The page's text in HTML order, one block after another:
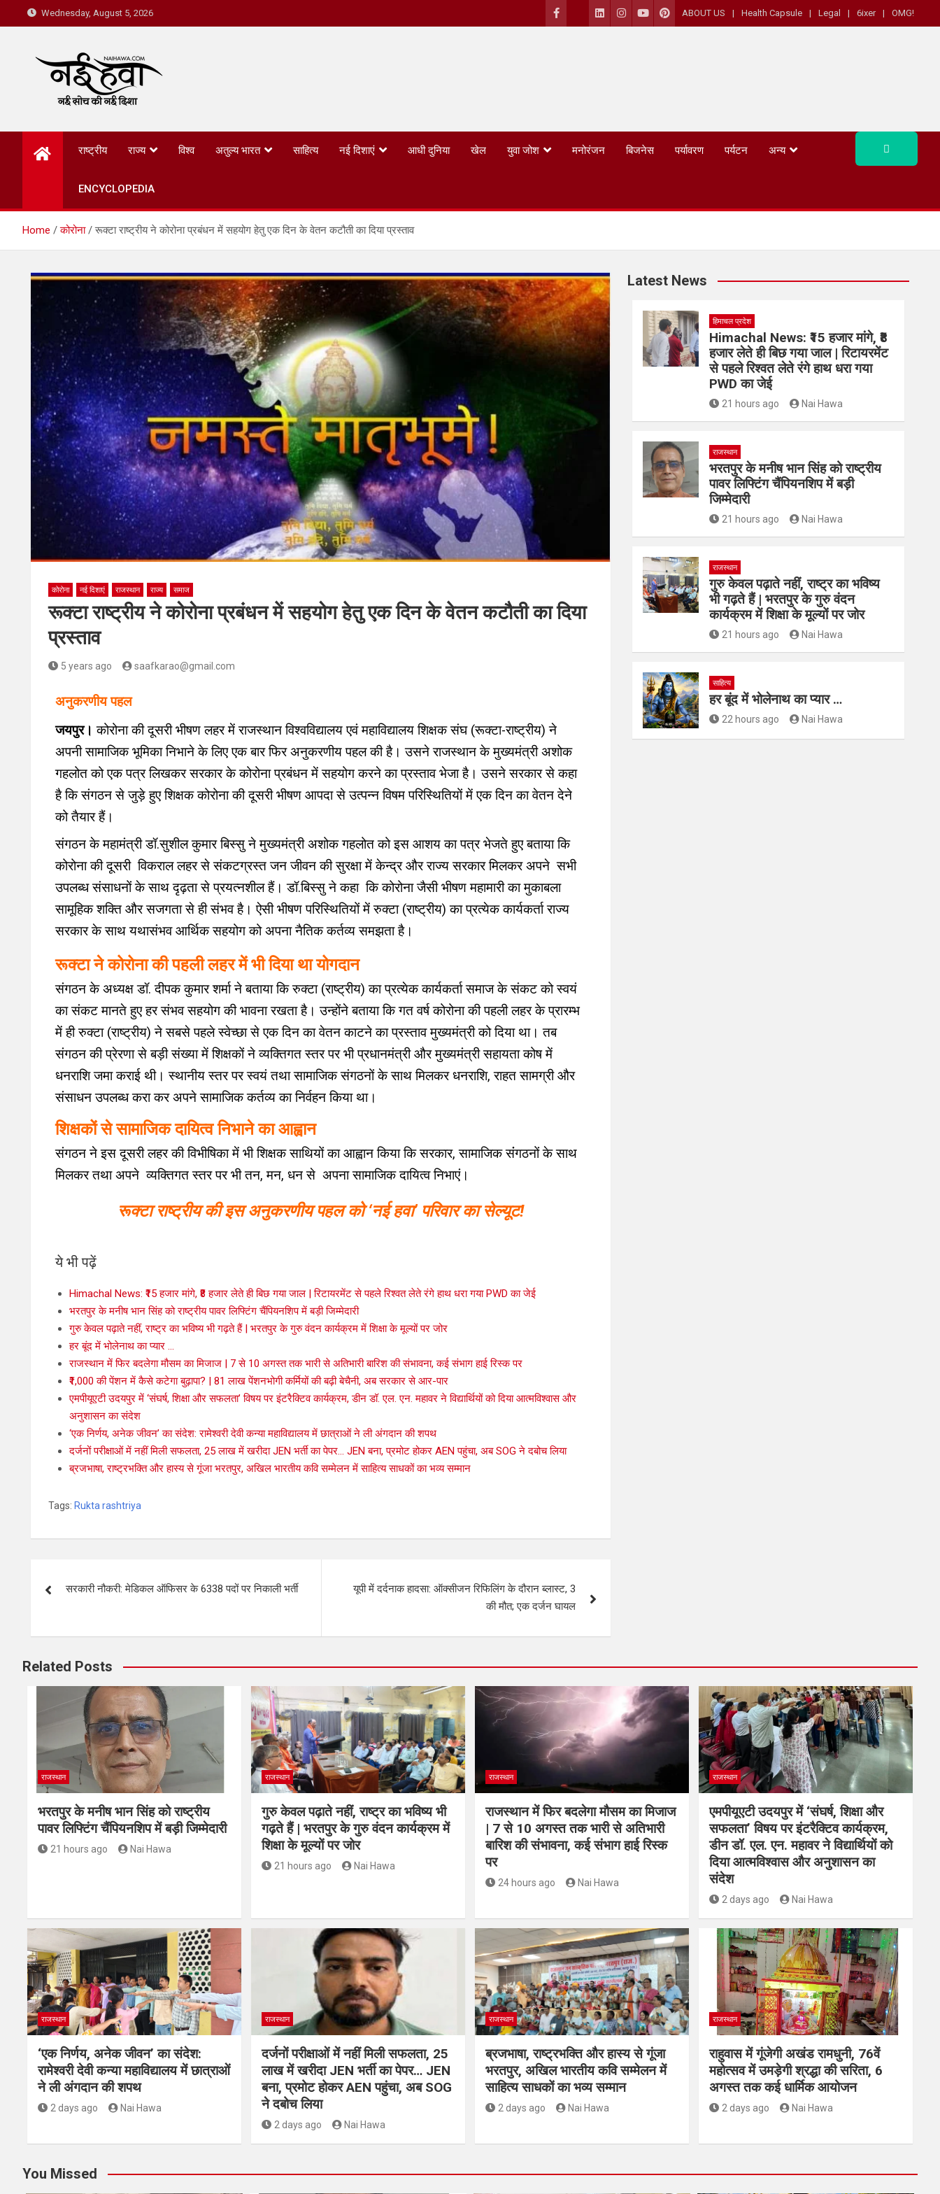
Wednesday, August 5, 2026 ABOUT US Health Capsule Legal 6ixer OMG!
Nai Hawa
राष्ट्रीय राज्य विश्व अतुल्य भारत साहित्य नई दिशाएं आधी दुनिया खेल युवा जोश मनोरंजन बिजनेस पर्यावरण पर्यटन अन्य
ENCYCLOPEDIA
Home कोरोना रूक्टा राष्ट्रीय ने कोरोना प्रबंधन में सहयोग हेतु एक दिन के वेतन कटौती का दिया प्रस्ताव
कोरोना नई दिशाएं राजस्थान राज्य समाज
रूक्टा राष्ट्रीय ने कोरोना प्रबंधन में सहयोग हेतु एक दिन के वेतन कटौती का दिया
प्रस्ताव
5 years ago saafkarao@gmail.com
अनुकरणीय पहल
जयपुर। कोरोना की दूसरी भीषण लहर में राजस्थान विश्वविद्यालय एवं महाविद्यालय शिक्षक संघ (रूक्टा-राष्ट्रीय) ने
अपनी सामाजिक भूमिका निभाने के लिए एक बार फिर अनुकरणीय पहल की है। उसने राजस्थान के मुख्यमंत्री अशोक
गहलोत को एक पत्र लिखकर सरकार के कोरोना प्रबंधन में सहयोग करने का प्रस्ताव भेजा है। उसने सरकार से कहा
है कि संगठन से जुड़े हुए शिक्षक कोरोना की दूसरी भीषण आपदा से उत्पन्न विषम परिस्थितियों में एक दिन का वेतन देने
को तैयार हैं।
संगठन के महामंत्री डॉ.सुशील कुमार बिस्सु ने मुख्यमंत्री अशोक गहलोत को इस आशय का पत्र भेजते हुए बताया कि
कोरोना की दूसरी विकराल लहर से संकटग्रस्त जन जीवन की सुरक्षा में केन्द्र और राज्य सरकार मिलकर अपने सभी
उपलब्ध संसाधनों के साथ दृढ़ता से प्रयत्नशील हैं। डॉ.बिस्सु ने कहा कि कोरोना जैसी भीषण महामारी का मुकाबला
सामूहिक शक्ति और सजगता से ही संभव है। ऐसी भीषण परिस्थितियों में रुक्टा (राष्ट्रीय) का प्रत्येक कार्यकर्ता राज्य
सरकार के साथ यथासंभव आर्थिक सहयोग को अपना नैतिक कर्तव्य समझता है।
रूक्टा ने कोरोना की पहली लहर में भी दिया था योगदान
संगठन के अध्यक्ष डॉ. दीपक कुमार शर्मा ने बताया कि रुक्टा (राष्ट्रीय) का प्रत्येक कार्यकर्ता समाज के संकट को स्वयं
का संकट मानते हुए हर संभव सहयोग की भावना रखता है। उन्होंने बताया कि गत वर्ष कोरोना की पहली लहर के प्रारम्भ
में ही रुक्टा (राष्ट्रीय) ने सबसे पहले स्वेच्छा से एक दिन का वेतन काटने का प्रस्ताव मुख्यमंत्री को दिया था। तब
संगठन की प्रेरणा से बड़ी संख्या में शिक्षकों ने व्यक्तिगत स्तर पर भी प्रधानमंत्री और मुख्यमंत्री सहायता कोष में
धनराशि जमा कराई थी। स्थानीय स्तर पर स्वयं तथा सामाजिक संगठनों के साथ मिलकर धनराशि, राहत सामग्री और
संसाधन उपलब्ध करा कर अपने सामाजिक कर्तव्य का निर्वहन किया था।
शिक्षकों से सामाजिक दायित्व निभाने का आह्वान
संगठन ने इस दूसरी लहर की विभीषिका में भी शिक्षक साथियों का आह्वान किया कि सरकार, सामाजिक संंगठनों के साथ
मिलकर तथा अपने व्यक्तिगत स्तर पर भी तन, मन, धन से अपना सामाजिक दायित्व निभाएं।
रूक्टा राष्ट्रीय की इस अनुकरणीय पहल को ‘नई हवा’ परिवार का सेल्यूट!
ये भी पढ़ें
Himachal News: ₹15 हजार मांगे, ₹8 हजार लेते ही बिछ गया जाल | रिटायरमेंट से पहले रिश्वत लेते रंगे हाथ धरा गया PWD का जेई
भरतपुर के मनीष भान सिंह को राष्ट्रीय पावर लिफ्टिंग चैंपियनशिप में बड़ी जिम्मेदारी
गुरु केवल पढ़ाते नहीं, राष्ट्र का भविष्य भी गढ़ते हैं | भरतपुर के गुरु वंदन कार्यक्रम में शिक्षा के मूल्यों पर जोर
हर बूंद में भोलेनाथ का प्यार …
राजस्थान में फिर बदलेगा मौसम का मिजाज | 7 से 10 अगस्त तक भारी से अतिभारी बारिश की संभावना, कई संभाग हाई रिस्क पर
₹1,000 की पेंशन में कैसे कटेगा बुढ़ापा? | 81 लाख पेंशनभोगी कर्मियों की बढ़ी बेचैनी, अब सरकार से आर-पार
एमपीयूएटी उदयपुर में ‘संघर्ष, शिक्षा और सफलता’ विषय पर इंटरैक्टिव कार्यक्रम, डीन डॉ. एल. एन. महावर ने विद्यार्थियों को दिया आत्मविश्वास और
अनुशासन का संदेश
‘एक निर्णय, अनेक जीवन’ का संदेश: रामेश्वरी देवी कन्या महाविद्यालय में छात्राओं ने ली अंगदान की शपथ
दर्जनों परीक्षाओं में नहीं मिली सफलता, 25 लाख में खरीदा JEN भर्ती का पेपर… JEN बना, प्रमोट होकर AEN पहुंचा, अब SOG ने दबोच लिया
ब्रजभाषा, राष्ट्रभक्ति और हास्य से गूंजा भरतपुर, अखिल भारतीय कवि सम्मेलन में साहित्य साधकों का भव्य सम्मान
Tags: Rukta rashtriya
सरकारी नौकरी: मेडिकल ऑफिसर के 6338 पदों पर निकाली भर्ती
यूपी में दर्दनाक हादसा: ऑक्सीजन रिफिलिंग के दौरान ब्लास्ट, 3
की मौत; एक दर्जन घायल
Latest News
हिमाचल प्रदेश
Himachal News: ₹15 हजार मांगे, ₹8
हजार लेते ही बिछ गया जाल | रिटायरमेंट
से पहले रिश्वत लेते रंगे हाथ धरा गया
PWD का जेई
21 hours ago Nai Hawa
राजस्थान
भरतपुर के मनीष भान सिंह को राष्ट्रीय
पावर लिफ्टिंग चैंपियनशिप में बड़ी
जिम्मेदारी
21 hours ago Nai Hawa
राजस्थान
गुरु केवल पढ़ाते नहीं, राष्ट्र का भविष्य
भी गढ़ते हैं | भरतपुर के गुरु वंदन
कार्यक्रम में शिक्षा के मूल्यों पर जोर
21 hours ago Nai Hawa
साहित्य
हर बूंद में भोलेनाथ का प्यार …
22 hours ago Nai Hawa
Related Posts
राजस्थान
भरतपुर के मनीष भान सिंह को राष्ट्रीय
पावर लिफ्टिंग चैंपियनशिप में बड़ी जिम्मेदारी
21 hours ago Nai Hawa
राजस्थान
गुरु केवल पढ़ाते नहीं, राष्ट्र का भविष्य भी
गढ़ते हैं | भरतपुर के गुरु वंदन कार्यक्रम में
शिक्षा के मूल्यों पर जोर
21 hours ago Nai Hawa
राजस्थान
राजस्थान में फिर बदलेगा मौसम का मिजाज
| 7 से 10 अगस्त तक भारी से अतिभारी
बारिश की संभावना, कई संभाग हाई रिस्क
पर
24 hours ago Nai Hawa
राजस्थान
एमपीयूएटी उदयपुर में ‘संघर्ष, शिक्षा और
सफलता’ विषय पर इंटरैक्टिव कार्यक्रम,
डीन डॉ. एल. एन. महावर ने विद्यार्थियों को
दिया आत्मविश्वास और अनुशासन का
संदेश
2 days ago Nai Hawa
राजस्थान
‘एक निर्णय, अनेक जीवन’ का संदेश:
रामेश्वरी देवी कन्या महाविद्यालय में छात्राओं
ने ली अंगदान की शपथ
2 days ago Nai Hawa
राजस्थान
दर्जनों परीक्षाओं में नहीं मिली सफलता, 25
लाख में खरीदा JEN भर्ती का पेपर… JEN
बना, प्रमोट होकर AEN पहुंचा, अब SOG
ने दबोच लिया
2 days ago Nai Hawa
राजस्थान
ब्रजभाषा, राष्ट्रभक्ति और हास्य से गूंजा
भरतपुर, अखिल भारतीय कवि सम्मेलन में
साहित्य साधकों का भव्य सम्मान
2 days ago Nai Hawa
राजस्थान
राहुवास में गूंजेगी अखंड रामधुनी, 76वें
महोत्सव में उमड़ेगी श्रद्धा की सरिता, 6
अगस्त तक कई धार्मिक आयोजन
2 days ago Nai Hawa
You Missed